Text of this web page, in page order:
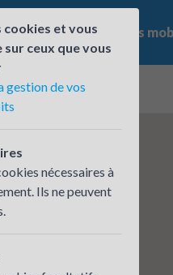
? Les offres
cookies et vous
ceux que vous
gestion de vos
nécessaires à
Ils ne peuvent